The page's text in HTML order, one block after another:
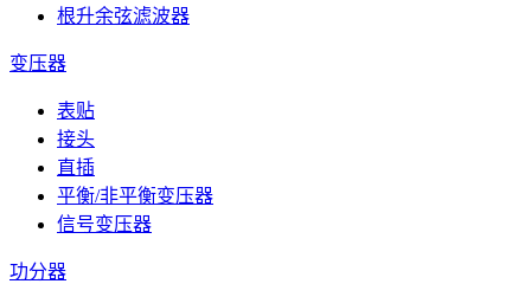
根升余弦滤波器
变压器
表贴
接头
直插
平衡/非平衡变压器
信号变压器
功分器